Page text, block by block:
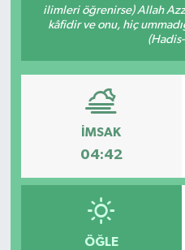
ilimleri öğrenirse) Allah
kâfidir ve onu, hiç
İMSAK
04:42
ÖĞLE